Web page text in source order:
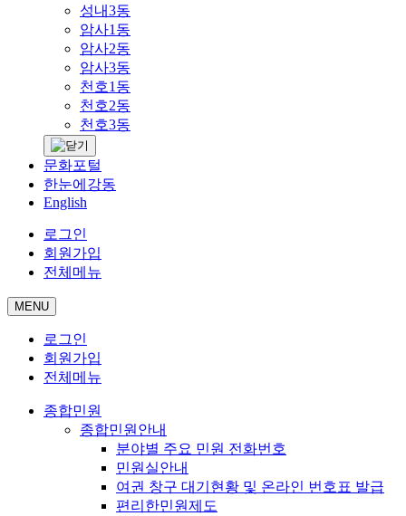
성내3동
암사1동
암사2동
암사3동
천호1동
천호2동
천호3동
문화포털
한눈에강동
English
로그인
회원가입
전체메뉴
MENU
로그인
회원가입
전체메뉴
종합민원
종합민원안내
분야별 주요 민원 전화번호
민원실안내
여권 창구 대기현황 및 온라인 번호표 발급
편리한민원제도